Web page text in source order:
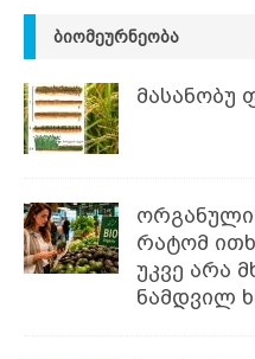
ᲑᲘᲝᲛᲔᲣᲠᲜᲔᲝᲑᲐ
მასანობუ
რატომ
უკვე არა
ნამდვილ